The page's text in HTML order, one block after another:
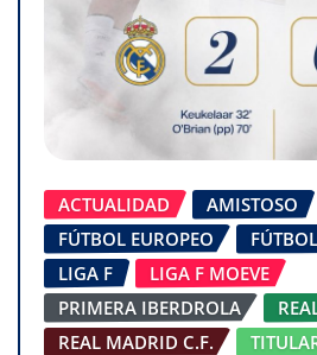
ACTUALIDAD AMISTOSO
FÚTBOL EUROPEO
LIGA F
LIGA F MOEVE
PRIMERA IBERDROLA
REAL MADRID C.F.